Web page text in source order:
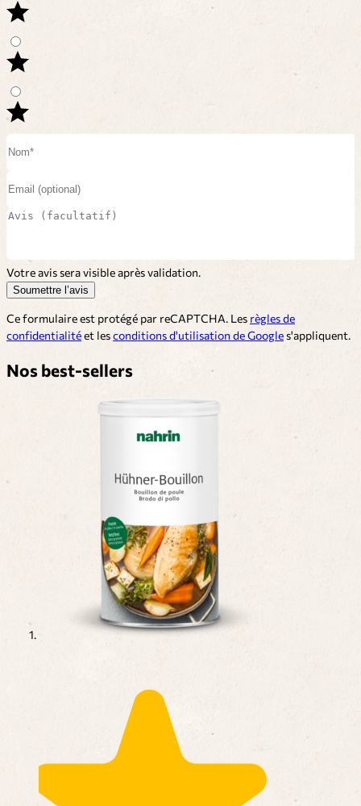
Votre avis sera visible après validation.
Soumettre l’avis
Ce formulaire est protégé par reCAPTCHA. Les règles de
confidentialitéet lesconditions d'utilisation de Google s'appliquent.
Nos best-sellers